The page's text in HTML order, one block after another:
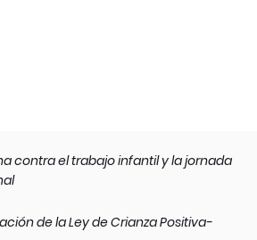
contra el trabajo infantil y la jornada
de la Ley de Crianza Positiva-